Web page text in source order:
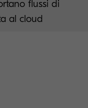
flussi di
al cloud